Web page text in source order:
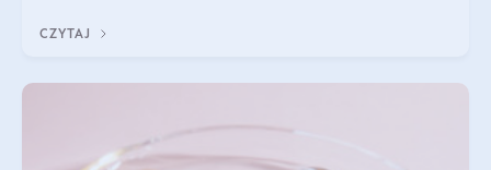
wysokiej jakości suplem
CZYTAJ